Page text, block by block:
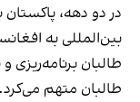
در دو دهه، پاکستان
بین‌المللی به
طالبان برنامه‌ریزی
طالبان متهم